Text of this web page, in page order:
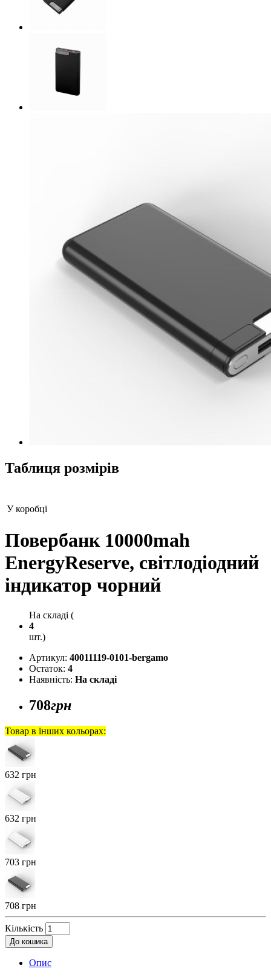
Таблиця розмірів
У коробці
Повербанк 10000mah
EnergyReserve, світлодіодний
індикатор чорний
На складі (
4
шт.)
Артикул: 40011119-0101-bergamo
Остаток: 4
Наявність: На складі
708грн
Товар в інших кольорах:
632 грн
632 грн
703 грн
708 грн
Кількість
До кошика
Опис